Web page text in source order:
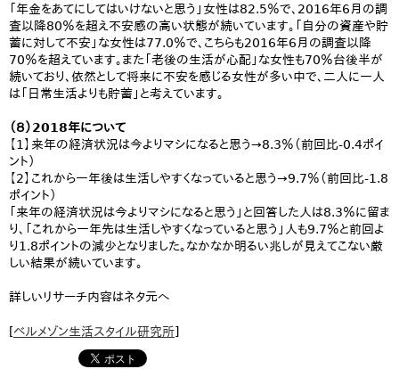
「年金をあてにしてはいけないと思う」女性は82.5％で、2016年6月の調
査以降80％を超え不安感の高い状態が続いています。「自分の資産や貯
蓄に対して不安」な女性は77.0％で、こちらも2016年6月の調査以降
70％を超えています。また「老後の生活が心配」な女性も70％台後半が
続いており、依然として将来に不安を感じる女性が多い中で、二人に一人
は「日常生活よりも貯蓄」と考えています。
（８）2018年について
【1】来年の経済状況は今よりマシになると思う→8.3％（前回比-0.4ポイ
ント）
【2】これから一年後は生活しやすくなっていると思う→9.7％（前回比-1.8
ポイント）
「来年の経済状況は今よりマシになると思う」と回答した人は8.3％に留ま
り、「これから一年先は生活しやすくなっていると思う」人も9.7％と前回よ
り1.8ポイントの減少となりました。なかなか明るい兆しが見えてこない厳
しい結果が続いています。
詳しいリサーチ内容はネタ元へ
[ベルメゾン生活スタイル研究所]